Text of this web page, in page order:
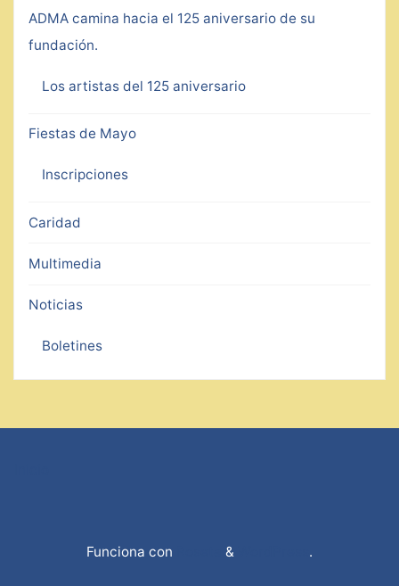
ADMA camina hacia el 125 aniversario de su
fundación.
Los artistas del 125 aniversario
Fiestas de Mayo
Inscripciones
Caridad
Multimedia
Noticias
Boletines
Funciona con & .